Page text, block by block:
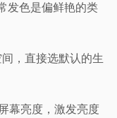
发色是偏鲜艳的类
，直接选默认的生
幕亮度，激发亮度